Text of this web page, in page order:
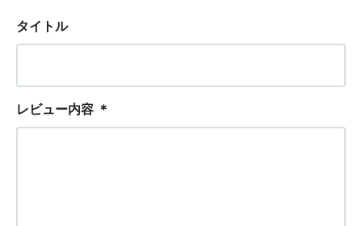
タイトル
レビュー内容 ＊